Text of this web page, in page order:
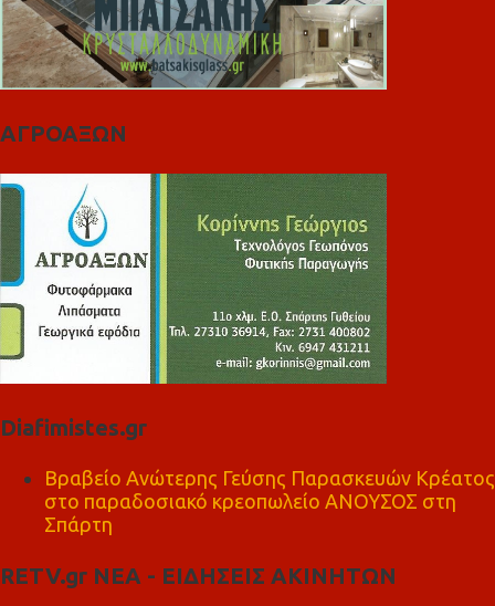
ΑΓΡΟΑΞΩΝ
Diafimistes.gr
Βραβείο Ανώτερης Γεύσης Παρασκευών Κρέατος
στο παραδοσιακό κρεοπωλείο ΑΝΟΥΣΟΣ στη
Σπάρτη
RETV.gr ΝΕΑ - ΕΙΔΗΣΕΙΣ ΑΚΙΝΗΤΩΝ